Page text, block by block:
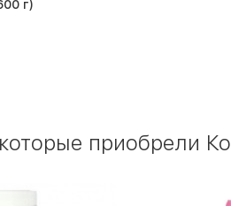
Powder (600 г)
приобрели